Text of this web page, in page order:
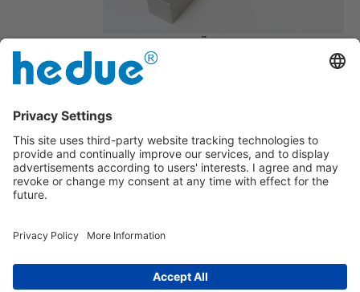
Einfache Überprüfung von
Unebenheiten und Zwischenräumen
Dauerhaft geätzte Skalierung